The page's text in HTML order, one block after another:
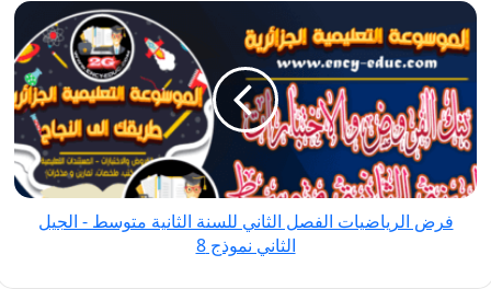
6فرض
الرياضيات
الفصل
الثاني
للسنة
الثانية
متوسط
-
الجيلفرض الرياضيات الفصل الثاني للسنة الثانية متوسط - الجيل
الثاني نموذج 8